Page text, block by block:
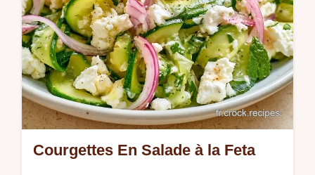
Courgettes En Salade à la Feta